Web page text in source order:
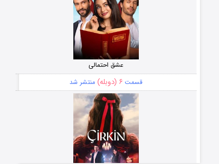
عشق احتمالی
قسمت ۶ (دوبله) منتشر شد